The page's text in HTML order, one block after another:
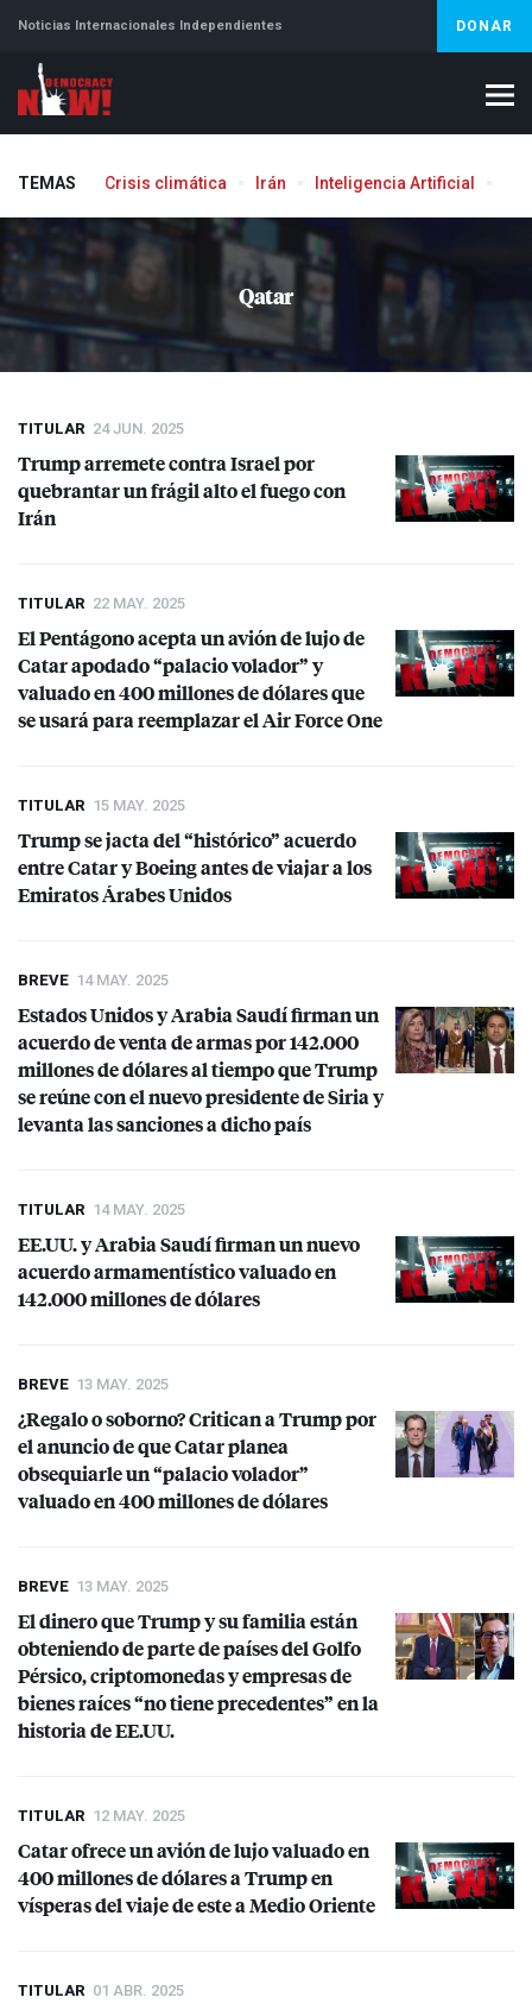
Noticias Internacionales Independientes DONAR
TEMAS Crisis climática Irán Inteligencia Artificial
Qatar
TITULAR 24 JUN. 2025
Trump arremete contra Israel por
quebrantar un frágil alto el fuego con
Irán
TITULAR 22 MAY. 2025
El Pentágono acepta un avión de lujo de
Catar apodado “palacio volador” y
valuado en 400 millones de dólares que
se usará para reemplazar el Air Force One
TITULAR 15 MAY. 2025
Trump se jacta del “histórico” acuerdo
entre Catar y Boeing antes de viajar a los
Emiratos Árabes Unidos
BREVE 14 MAY. 2025
Estados Unidos y Arabia Saudí firman un
acuerdo de venta de armas por 142.000
millones de dólares al tiempo que Trump
se reúne con el nuevo presidente de Siria y
levanta las sanciones a dicho país
TITULAR 14 MAY. 2025
EE.UU. y Arabia Saudí firman un nuevo
acuerdo armamentístico valuado en
142.000 millones de dólares
BREVE 13 MAY. 2025
¿Regalo o soborno? Critican a Trump por
el anuncio de que Catar planea
obsequiarle un “palacio volador”
valuado en 400 millones de dólares
BREVE 13 MAY. 2025
El dinero que Trump y su familia están
obteniendo de parte de países del Golfo
Pérsico, criptomonedas y empresas de
bienes raíces “no tiene precedentes” en la
historia de EE.UU.
TITULAR 12 MAY. 2025
Catar ofrece un avión de lujo valuado en
400 millones de dólares a Trump en
vísperas del viaje de este a Medio Oriente
TITULAR 01 ABR. 2025